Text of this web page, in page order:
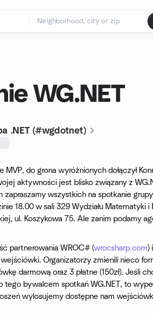
WG.NET
.NET (#wgdotnet)
do grona wyróżnionych dołączył
aktywności jest blisko związany z
zapraszamy wszystkich na spotkanie
18.00 w sali 329 Wydziału Matematyki i
ul. Koszykowa 75. Ale zanim podamy
partnerowania WROC# (wrocsharp.com)
Organizatorzy zmienili nieco
darmową oraz 3 płatne (150zł). Jeśli
tego bywalcem spotkań WG.NET, to
wylosujemy dostępne nam